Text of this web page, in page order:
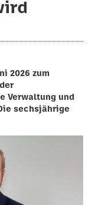
2026 zum
Verwaltung und
sechsjährige